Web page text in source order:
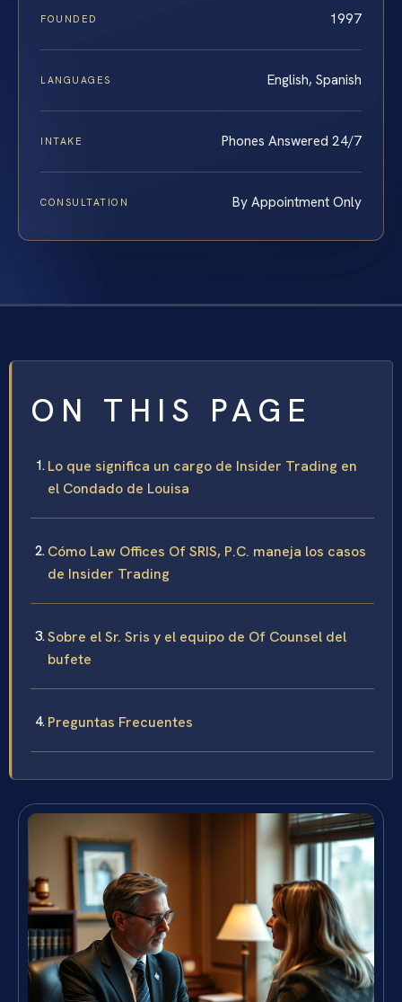
FOUNDED 1997
LANGUAGES English, Spanish
INTAKE Phones Answered 24/7
CONSULTATION By Appointment Only
ON THIS PAGE
Lo que significa un cargo de Insider Trading en
el Condado de Louisa
Cómo Law Offices Of SRIS, P.C. maneja los casos
de Insider Trading
Sobre el Sr. Sris y el equipo de Of Counsel del
bufete
Preguntas Frecuentes